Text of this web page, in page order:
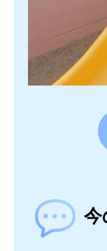
今